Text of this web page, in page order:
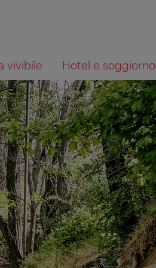
vivibile Hotel e soggiorno
sulla mappa CERCA